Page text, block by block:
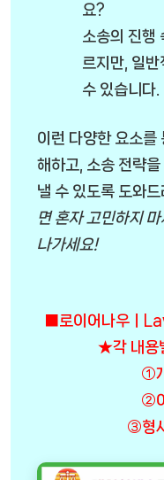
요?
소송의 진행
르지만, 일
수 있습니다.
이런 다양한 요소를
해하고, 소송 전략
낼 수 있도록 도와드
면 혼자 고민하지
나가세요!
■로이어나우ㅣ
★각 내용
①
②
③형